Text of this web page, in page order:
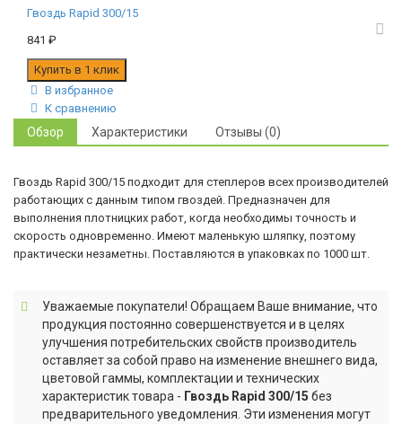
Гвоздь Rapid 300/15
841 ₽
В избранное
К сравнению
Обзор Характеристики Отзывы (0)
Гвоздь Rapid 300/15 подходит для степлеров всех производителей
работающих с данным типом гвоздей. Предназначен для
выполнения плотницких работ, когда необходимы точность и
скорость одновременно. Имеют маленькую шляпку, поэтому
практически незаметны. Поставляются в упаковках по 1000 шт.
Уважаемые покупатели! Обращаем Ваше внимание, что
продукция постоянно совершенствуется и в целях
улучшения потребительских свойств производитель
оставляет за собой право на изменение внешнего вида,
цветовой гаммы, комплектации и технических
характеристик товара - Гвоздь Rapid 300/15 без
предварительного уведомления. Эти изменения могут